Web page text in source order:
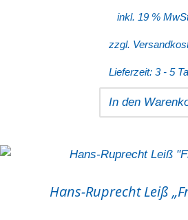
inkl. 19 %
zzgl.
Lieferzeit: 3 - 5
In den
Hans-Ruprecht Leiß